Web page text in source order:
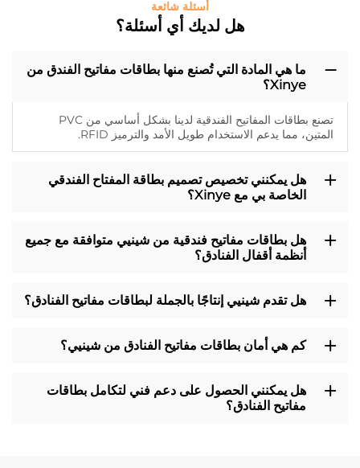
أسئلة شائعة
هل لديك أي أسئلة؟
ما هي المادة التي تُصنع منها بطاقات مفاتيح الفندق من
Xinye؟
تصنع بطاقات المفاتيح الفندقية لدينا بشكل أساسي من PVC
المتين، مما يدعم الاستخدام طويل الأمد والترميز RFID.
هل يمكنني تخصيص تصميم بطاقة المفتاح الفندقي
الخاصة بي مع Xinye؟
هل بطاقات مفاتيح فندقية من شينيي متوافقة مع جميع
أنظمة أقفال الفنادق؟
هل تقدم شينيي إنتاجًا بالجملة لبطاقات مفاتيح الفنادق؟
كم هي أمان بطاقات مفاتيح الفنادق من شينيي؟
هل يمكنني الحصول على دعم فني لتكامل بطاقات
مفاتيح الفنادق؟